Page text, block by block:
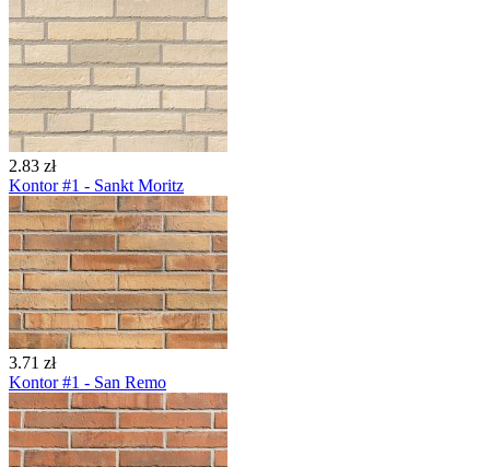
2.83 zł
Kontor #1 - Sankt Moritz
3.71 zł
Kontor #1 - San Remo